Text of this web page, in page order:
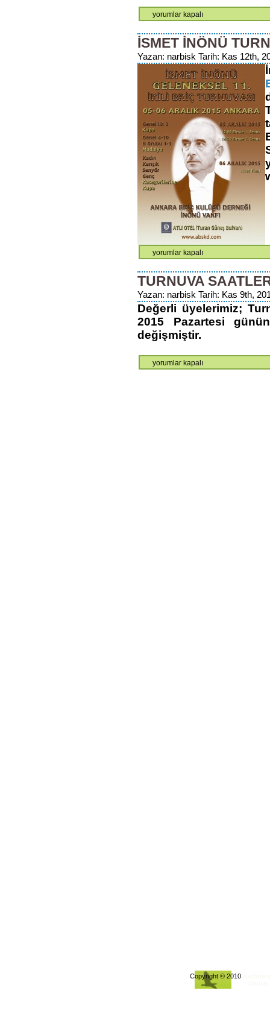
için
yorumlar kapalı
İSMET İNÖNÜ
Yazan: narbisk Tarih: Kas 12th,
İSMET
TURNUVASI
için
yorumlar kapalı
TURNUVA
Yazan: narbisk Tarih: Kas 9th,
Değerli üyelerimiz;
2015 Pazartesi
değişmiştir.
Turnuva
yorumlar kapalı
Copyright © 2010